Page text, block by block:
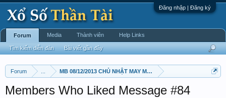
Đăng nhập | Đăng ký
Forum MB 08/12/2013 CHỦ NHẬT MAY MẮN!
Members Who Liked Message #84
Forum
Tìm kiếm diễn đàn Bài viết gần đây
Media Thành viên Help Links